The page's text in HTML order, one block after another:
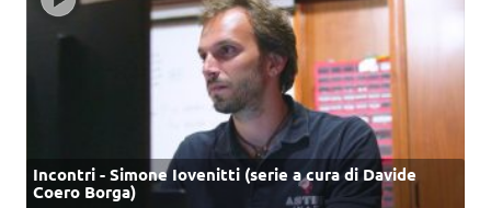
Incontri - Simone Iovenitti (serie a cura di Davide
Coero Borga)